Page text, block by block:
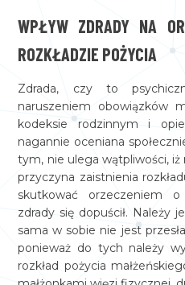
WPŁYW ZDRADY NA
ROZKŁADZIE POŻYCIA
Zdrada, czy to
naruszeniem obowiązków
kodeksie rodzinnym i
nagannie oceniana
tym, nie ulega wątpliwości,
przyczyna zaistnienia
skutkować orzeczeniem
zdrady się dopuścił. Należy
sama w sobie nie jest
ponieważ do tych należy
rozkład pożycia